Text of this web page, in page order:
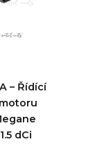
– Řídící
dCi